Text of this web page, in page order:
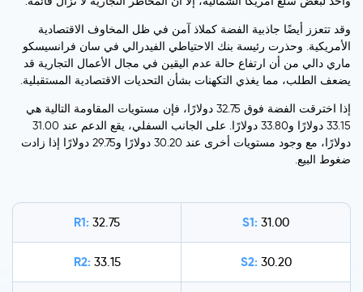
وقد تتعزز أيضًا جاذبية الفضة كملاذ آمن في ظل المخاوف الاقتصادية
الأمريكية. وحذرت رئيسة بنك الاحتياطي الفيدرالي في سان فرانسيسكو
ماري دالي من أن ارتفاع حالة عدم اليقين في مجال الأعمال التجارية قد
يضعف الطلب، مما يغذي التكهنات بشأن التحديات الاقتصادية المستقبلية.
إذا اخترقت الفضة فوق 32.75 دولارًا، فإن مستويات المقاومة التالية هي
33.15 دولارًا و33.80 دولارًا. على الجانب السفلي، يقع الدعم عند 31.00
دولارًا، مع وجود مستويات أخرى عند 30.20 دولارًا و29.75 دولارًا إذا زادت
ضغوط البيع.
R1: 32.75 S1: 31.00
R2: 33.15 S2: 30.20